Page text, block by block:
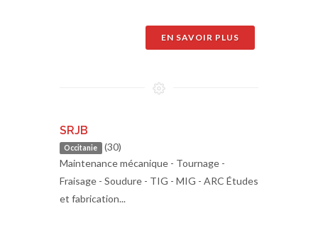
EN SAVOIR PLUS
SRJB
Occitanie (30)
Maintenance mécanique - Tournage -
Fraisage - Soudure - TIG - MIG - ARC Études
et fabrication...